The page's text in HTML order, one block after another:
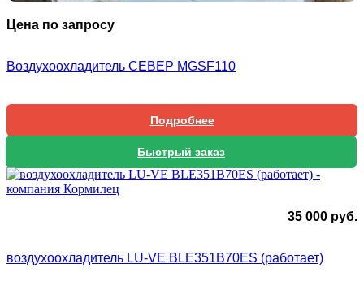
Цена по запросу
Воздухоохладитель СЕВЕР MGSF110
Подробнее
Быстрый заказ
35 000 руб.
воздухоохладитель LU-VE BLE351B70ES (работает)